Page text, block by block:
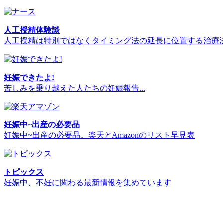
人工授精体験談
人工授精は特別ではなくタイミング法の延長に位置する治療
妊娠できたよ!
苦しみを乗り越えた人たちの妊娠報告...
妊娠中~出産の必要品
妊娠中~出産の必要品。楽天とAmazonのリスト早見表
トピックス
妊娠中、不妊に関わる最新情報を集めています